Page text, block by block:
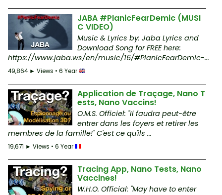
JABA #PlanicFearDemic (MUSI
C VIDEO)
Music & Lyrics by: Jaba Lyrics and
Download Song for FREE here:
https://www.jaba.ws/en/music/16/#PlanicFearDemic-...
49,864 ► Views • 6 Year
Application de Traçage, Nano T
ests, Nano Vaccins!
O.M.S. Officiel: "Il faudra peut-être
entrer dans les foyers et retirer les
membres de la famille!" C'est ce qu'ils ...
19,671 ► Views • 6 Year
Tracing App, Nano Tests, Nano
Vaccines!
W.H.O. Official: "May have to enter